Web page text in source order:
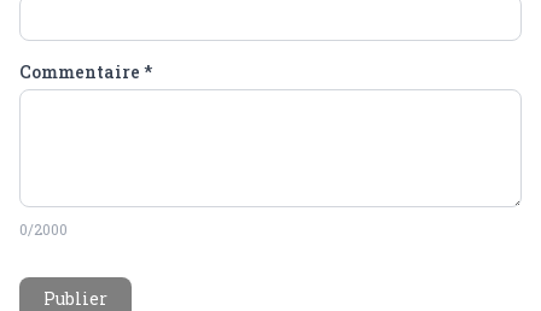
Commentaire *
0/2000
Publier